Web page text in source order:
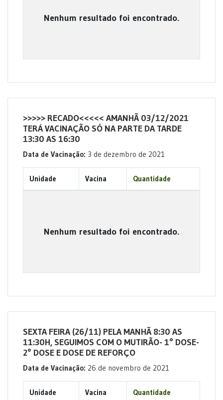
Nenhum resultado foi encontrado.
>>>>> RECADO<<<<< AMANHÃ 03/12/2021
TERÁ VACINAÇÃO SÓ NA PARTE DA TARDE
13:30 AS 16:30
Data de Vacinação: 3 de dezembro de 2021
Unidade Vacina Quantidade
Nenhum resultado foi encontrado.
SEXTA FEIRA (26/11) PELA MANHÃ 8:30 AS
11:30H, SEGUIMOS COM O MUTIRÃO- 1° DOSE-
2° DOSE E DOSE DE REFORÇO
Data de Vacinação: 26 de novembro de 2021
Unidade Vacina Quantidade